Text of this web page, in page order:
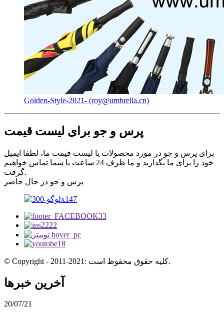
Golden-Style-2021- (roy@umbrella.cn)
پرس و جو برای لیست قیمت
برای پرس و جو در مورد محصولات یا لیست قیمت ما، لطفا ایمیل
خود را برای ما بگذارید و ما ظرف 24 ساعت با شما تماس خواهیم
گرفت.
پرس و جو در حال حاضر
© Copyright - 2011-2021: کلیه حقوق محفوظ است.
آخرین خبرها
20/07/21